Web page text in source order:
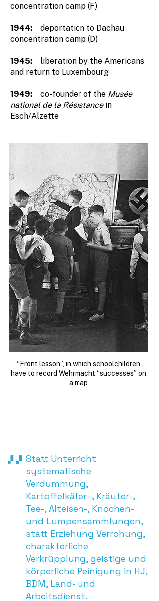
concentration camp (F)
1944: deportation to Dachau
concentration camp (D)
1945: liberation by the Americans
and return to Luxembourg
1949: co-founder of the Musée
national de la Résistancein
Esch/Alzette
“Front lesson”, in which schoolchildren
have to record Wehrmacht “successes” on
a map
Statt Unterricht
systematische
Verdummung,
Kartoffelkäfer- , Kräuter-,
Tee-, Alteisen-, Knochen-
und Lumpensammlungen,
statt Erziehung Verrohung,
charakterliche
Verkrüpplung, geistige und
körperliche Peinigung in HJ,
BDM, Land- und
Arbeitsdienst.